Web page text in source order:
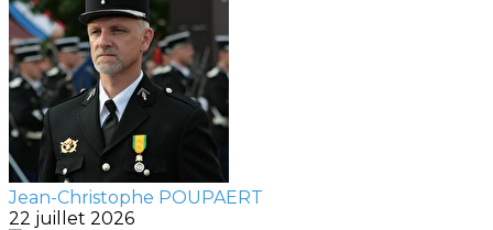
Jean-Christophe POUPAERT
22 juillet 2026